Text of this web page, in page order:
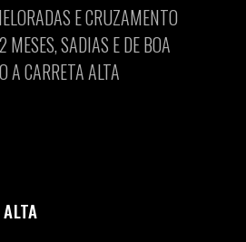
E CRUZAMENTO
SADIAS E DE BOA
A CARRETA ALTA